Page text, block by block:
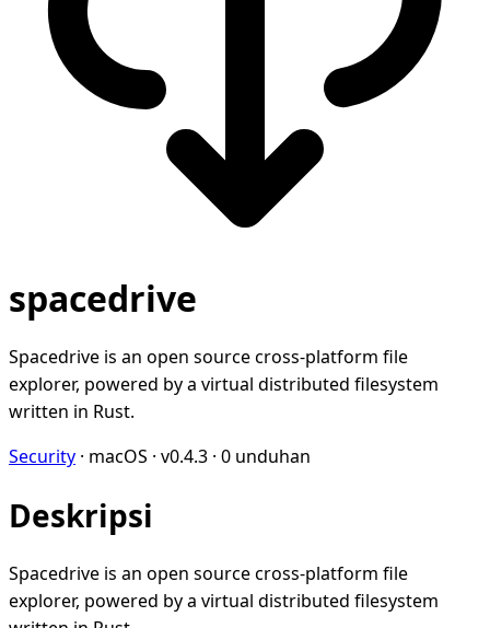
spacedrive
Spacedrive is an open source cross-platform file
explorer, powered by a virtual distributed filesystem
written in Rust.
Security · macOS · v0.4.3 · 0 unduhan
Deskripsi
Spacedrive is an open source cross-platform file
explorer, powered by a virtual distributed filesystem